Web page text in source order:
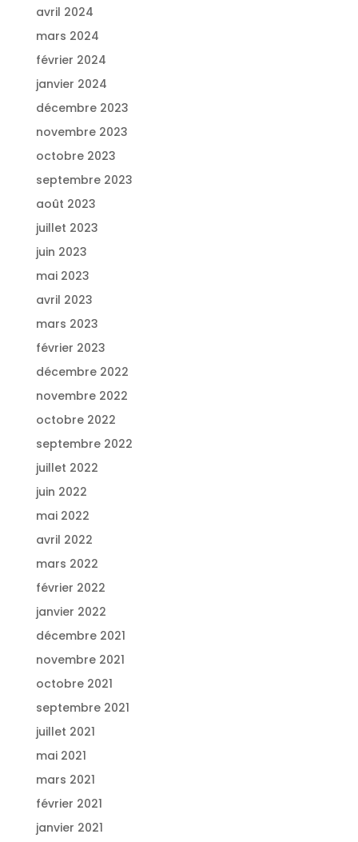
avril 2024
mars 2024
février 2024
janvier 2024
décembre 2023
novembre 2023
octobre 2023
septembre 2023
août 2023
juillet 2023
juin 2023
mai 2023
avril 2023
mars 2023
février 2023
décembre 2022
novembre 2022
octobre 2022
septembre 2022
juillet 2022
juin 2022
mai 2022
avril 2022
mars 2022
février 2022
janvier 2022
décembre 2021
novembre 2021
octobre 2021
septembre 2021
juillet 2021
mai 2021
mars 2021
février 2021
janvier 2021